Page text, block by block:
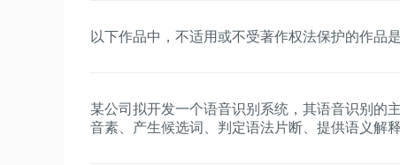
以下作品中，不适用或不受著作权法保护的作品
某公司拟开发一个语音识别系统，其语音识别的
音素、产生候选词、判定语法片断、提供语义解